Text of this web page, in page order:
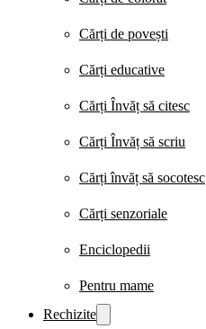
Cărți de povești
Cărți educative
Cărți Învăț să citesc
Cărți Învăț să scriu
Cărți învăț să socotesc
Cărți senzoriale
Enciclopedii
Pentru mame
Rechizite